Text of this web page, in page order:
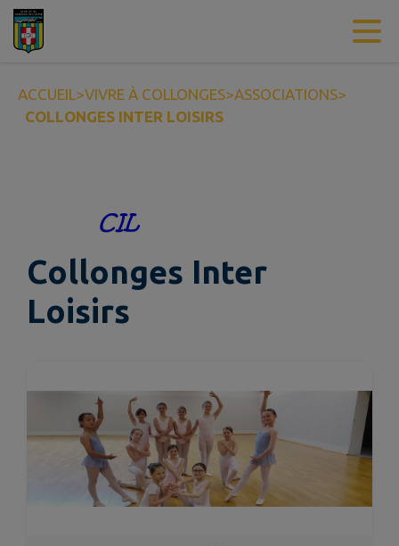
Contenu
ACCUEIL>VIVRE À COLLONGES>ASSOCIATIONS>
COLLONGES INTER LOISIRS
Collonges Inter
Loisirs